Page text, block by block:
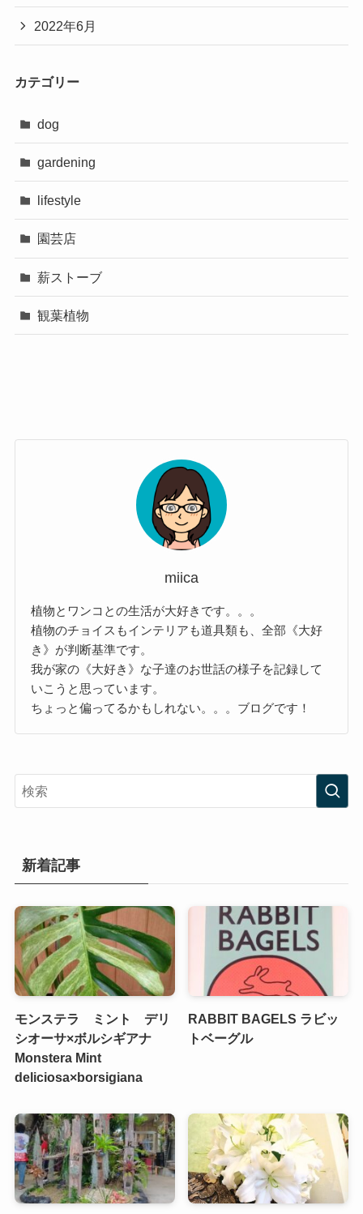
2022年6月
カテゴリー
dog
gardening
lifestyle
園芸店
薪ストーブ
観葉植物
miica
植物とワンコとの生活が大好きです。。。
植物のチョイスもインテリアも道具類も、全部《大好
き》が判断基準です。
我が家の《大好き》な子達のお世話の様子を記録して
いこうと思っています。
ちょっと偏ってるかもしれない。。。ブログです！
新着記事
モンステラ ミント デリ
シオーサ×ボルシギアナ
Monstera Mint
deliciosa×borsigiana
RABBIT BAGELS ラビッ
トベーグル